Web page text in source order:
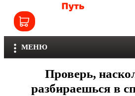
МЕНЮ
Витамины группы B
Витамины для детей
Железо
Olimp
Optimum Nutrition
Проверь,
разбираешься в